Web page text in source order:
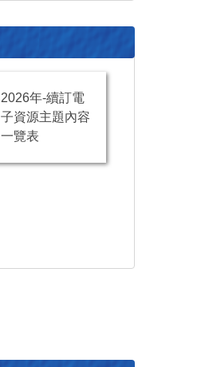
2026年-續訂電
子資源主題內容
一覽表